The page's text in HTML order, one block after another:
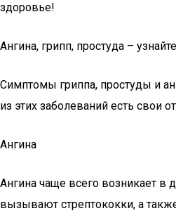
здоровье!
Ангина, грипп, простуда –
Симптомы гриппа, простуды и
из этих заболеваний есть свои
Ангина
Ангина чаще всего возникает в
вызывают стрептококки, а